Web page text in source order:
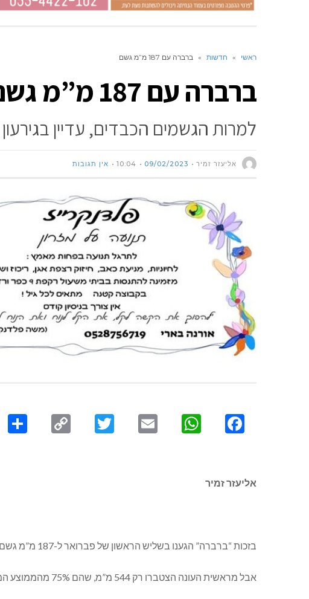
ראשי » חדשות » ברברה עם 187 מ”מ גשם
ברברה עם 187 מ”מ גשם
למרות הגשמים הכבדים, עדיין
אליעזר זמיר 09/02/2023
10:04 אין תגובות
Facebook
WhatsApp
Email
Twitter
Copy
אליעזר זמיר
בזכות “ברברה” הגענו בשליש הראשון של פברואר ל-187 מ”מ גשם: כ-15% מעל לממוצע הרב שנתי לחודש זה.
אבל מראשית העונה הצטברו רק 544 מ”מ, שהם 75% מהממוצע המצטבר לסוף החודש.